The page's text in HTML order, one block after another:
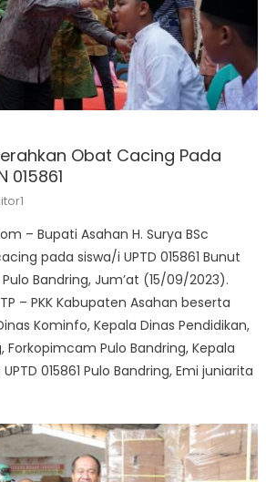
Obat Cacing Pada
015861
– Bupati Asahan H. Surya BSc
pada siswa/i UPTD 015861 Bunut
Bandring, Jum’at (15/09/2023).
– PKK Kabupaten Asahan beserta
Kominfo, Kepala Dinas Pendidikan,
Forkopimcam Pulo Bandring, Kepala
015861 Pulo Bandring, Emi juniarita